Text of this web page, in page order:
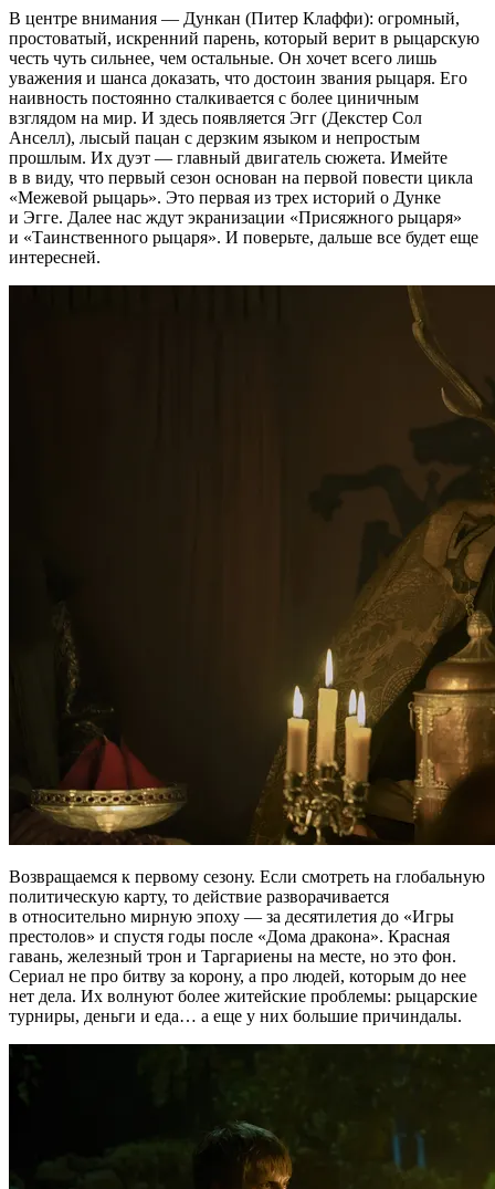
В центре внимания — Дункан (Питер Клаффи): огромный,
простоватый, искренний парень, который верит в рыцарскую
честь чуть сильнее, чем остальные. Он хочет всего лишь
уважения и шанса доказать, что достоин звания рыцаря. Его
наивность постоянно сталкивается с более циничным
взглядом на мир. И здесь появляется Эгг (Декстер Сол
Анселл), лысый пацан с дерзким языком и непростым
прошлым. Их дуэт — главный двигатель сюжета. Имейте
в в виду, что первый сезон основан на первой повести цикла
«Межевой рыцарь». Это первая из трех историй о Дунке
и Эгге. Далее нас ждут экранизации «Присяжного рыцаря»
и «Таинственного рыцаря». И поверьте, дальше все будет еще
интересней.
Возвращаемся к первому сезону. Если смотреть на глобальную
политическую карту, то действие разворачивается
в относительно мирную эпоху — за десятилетия до «Игры
престолов» и спустя годы после «Дома дракона». Красная
гавань, железный трон и Таргариены на месте, но это фон.
Сериал не про битву за корону, а про людей, которым до нее
нет дела. Их волнуют более житейские проблемы: рыцарские
турниры, деньги и еда… а еще у них большие причиндалы.